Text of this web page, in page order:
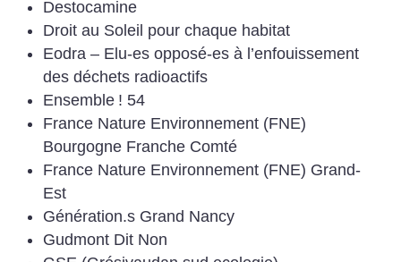
Destocamine
Droit au Soleil pour chaque habitat
Eodra – Elu-es opposé-es à l’enfouissement
des déchets radioactifs
Ensemble ! 54
France Nature Environnement (FNE)
Bourgogne Franche Comté
France Nature Environnement (FNE) Grand-
Est
Génération.s Grand Nancy
Gudmont Dit Non